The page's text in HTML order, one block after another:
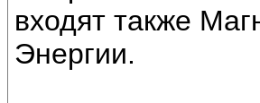
входят также
Энергии.